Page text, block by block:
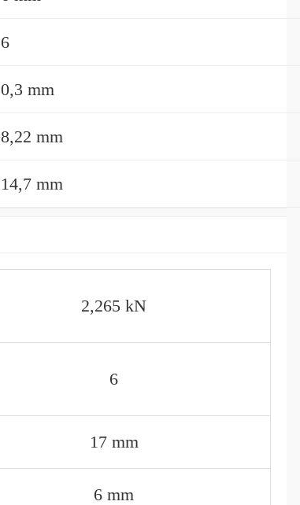
6
0,3 mm
8,22 mm
14,7 mm
2,265 kN
6
17 mm
6 mm